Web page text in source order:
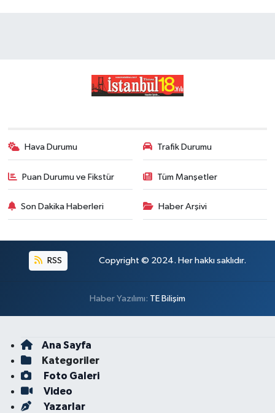
Hava Durumu Trafik Durumu
Puan Durumu ve Fikstür Tüm Manşetler
Son Dakika Haberleri Haber Arşivi
RSS Copyright © 2024. Her hakkı saklıdır.
Haber Yazılımı: TE Bilişim
Ana Sayfa
Kategoriler
Foto Galeri
Video
Yazarlar